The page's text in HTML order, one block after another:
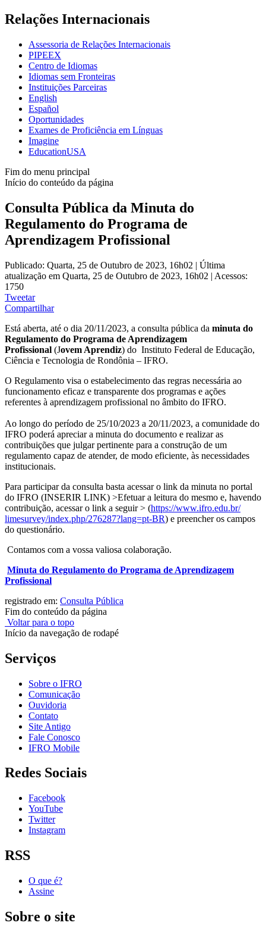
Relações Internacionais
Assessoria de Relações Internacionais
PIPEEX
Centro de Idiomas
Idiomas sem Fronteiras
Instituições Parceiras
English
Español
Oportunidades
Exames de Proficiência em Línguas
Imagine
EducationUSA
Fim do menu principal
Início do conteúdo da página
Consulta Pública da Minuta do
Regulamento do Programa de
Aprendizagem Profissional
Publicado: Quarta, 25 de Outubro de 2023, 16h02 | Última
atualização em Quarta, 25 de Outubro de 2023, 16h02 | Acessos:
1750
Tweetar
Compartilhar
Está aberta, até o dia 20/11/2023, a consulta pública da minuta do
Regulamento do Programa de Aprendizagem
Profissional (Jovem Aprendiz) do Instituto Federal de Educação,
Ciência e Tecnologia de Rondônia – IFRO.
O Regulamento visa o estabelecimento das regras necessária ao
funcionamento eficaz e transparente dos programas e ações
referentes à aprendizagem profissional no âmbito do IFRO.
Ao longo do período de 25/10/2023 a 20/11/2023, a comunidade do
IFRO poderá apreciar a minuta do documento e realizar as
contribuições que julgar pertinente para a construção de um
regulamento capaz de atender, de modo eficiente, às necessidades
institucionais.
Para participar da consulta basta acessar o link da minuta no portal
do IFRO (INSERIR LINK) >Efetuar a leitura do mesmo e, havendo
contribuição, acessar o link a seguir > (https://www.ifro.edu.br/
limesurvey/index.php/276287?lang=pt-BR) e preencher os campos
do questionário.
Contamos com a vossa valiosa colaboração.
Minuta do Regulamento do Programa de Aprendizagem
Profissional
registrado em: Consulta Pública
Fim do conteúdo da página
Voltar para o topo
Início da navegação de rodapé
Serviços
Sobre o IFRO
Comunicação
Ouvidoria
Contato
Site Antigo
Fale Conosco
IFRO Mobile
Redes Sociais
Facebook
YouTube
Twitter
Instagram
RSS
O que é?
Assine
Sobre o site